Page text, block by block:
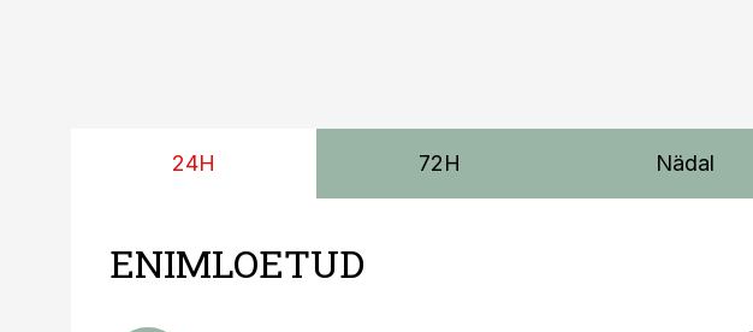
24H 72H Nädal
ENIMLOETUD